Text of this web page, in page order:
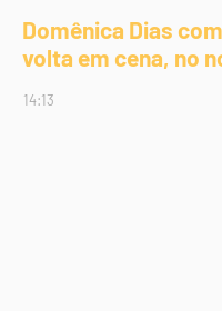
Domênica Dias
volta em cena, no
14:13